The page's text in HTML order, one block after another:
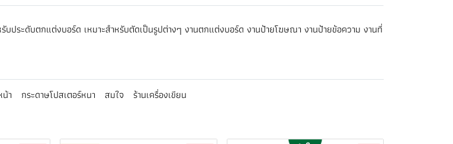
บประดับตกแต่งบอร์ด เหมาะสำหรับตัดเป็นรูปต่างๆ งานตกแต่งบอร์ด งานป้ายโฆษณา งานป้ายข้อความ งานที่
า กระดาษโปสเตอร์หนา สมใจ ร้านเครื่องเขียน